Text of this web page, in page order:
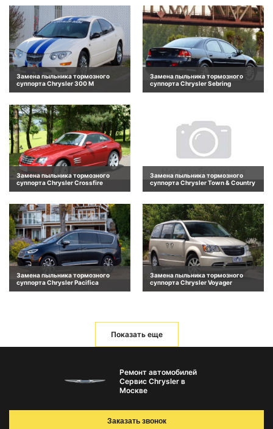
Замена пыльника тормозного
суппорта Chrysler 300 M
Замена пыльника тормозного
суппорта Chrysler Sebring
Замена пыльника тормозного
суппорта Chrysler Crossfire
Замена пыльника тормозного
суппорта Chrysler Town & Country
Замена пыльника тормозного
суппорта Chrysler Pacifica
Замена пыльника тормозного
суппорта Chrysler Voyager
Показать еще
Ремонт автомобилей
Сервис Chrysler в
Москве
Заказать звонок